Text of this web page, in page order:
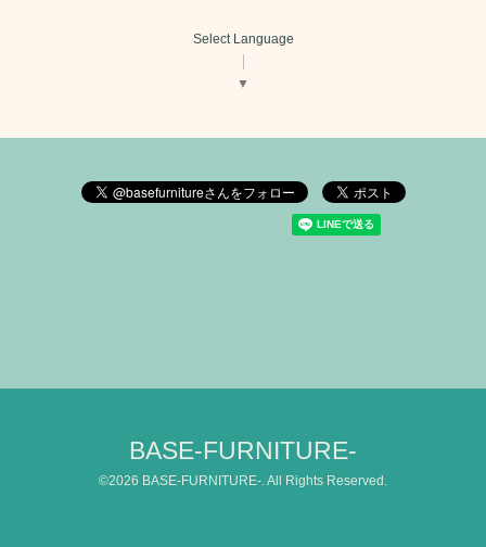
Select Language
▼
BASE-FURNITURE-
©2026 BASE-FURNITURE-. All Rights Reserved.